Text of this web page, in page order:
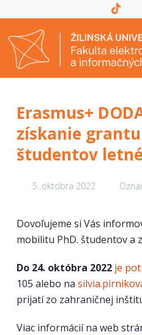
Erasmus+
získanie
študentov
5. októbra 2022
Dovoľujeme si Vás
mobilitu PhD. študentov a
Do 24. októbra 2022 je
105 alebo na
prijatí zo zahraničnej
Viac informácií na web